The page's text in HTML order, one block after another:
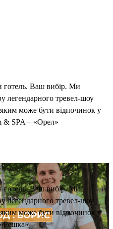
готель. Ваш вибір. Ми
легендарного тревел-шоу
може бути відпочинок у
& SPA – «Орел»
готель. Ваш вибір. Ми
легендарного тревел-шоу
може бути відпочинок у